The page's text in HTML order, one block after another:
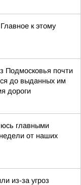
к этому
Подмосковья почти
до выданных им
дороги
главными
от наших
из-за угроз